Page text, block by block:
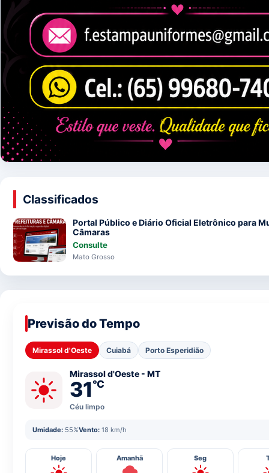
Classificados
Portal Público e Diário Oficial Eletrônico para
Câmaras
Consulte
Mato Grosso
Previsão do Tempo
Mirassol d'Oeste Cuiabá Porto Esperidião
Mirassol d'Oeste - MT
31°C
Céu limpo
Umidade: 55%Vento: 18 km/h
Hoje Amanhã Seg